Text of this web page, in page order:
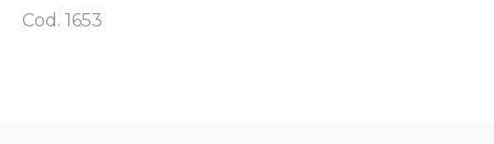
Cod. 1653